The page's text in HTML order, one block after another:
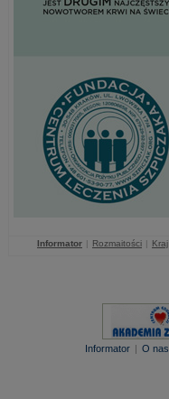
Informator | Rozmaitości | Kraj
Informator | O nas